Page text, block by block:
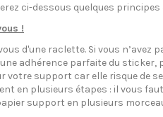
ci-dessous quelques
!
d'une raclette. Si vous n’avez
adhérence parfaite du sticker,
votre support car elle risque de
en plusieurs étapes : il vous
support en plusieurs